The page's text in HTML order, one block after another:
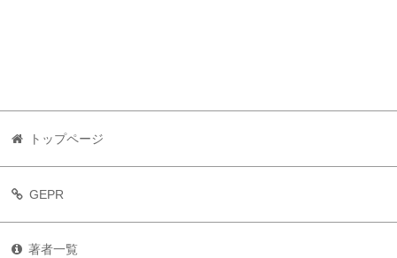
トップページ
GEPR
著者一覧